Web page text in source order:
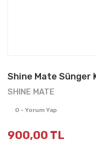
Shine Mate Sünger
SHINE MATE
0 - Yorum Yap
900,00 TL